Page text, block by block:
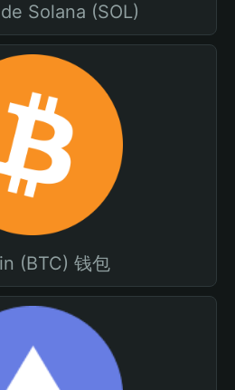
Solana (SOL)
(BTC) 钱包